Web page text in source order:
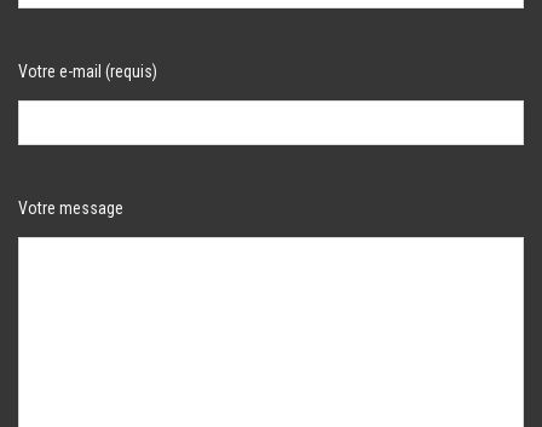
Votre e-mail (requis)
Votre message